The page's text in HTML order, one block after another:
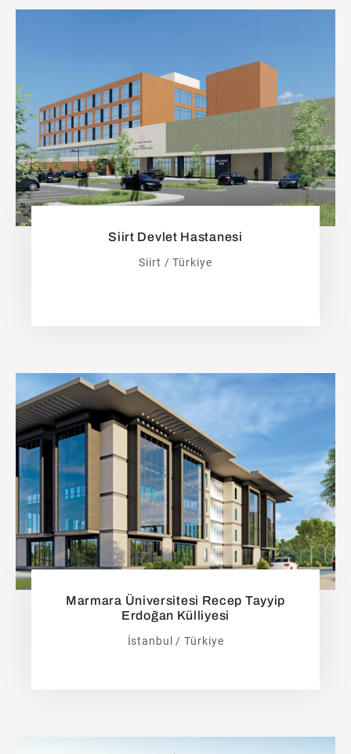
Siirt Devlet Hastanesi
Siirt / Türkiye
Marmara Üniversitesi Recep Tayyip
Erdoğan Külliyesi
İstanbul / Türkiye